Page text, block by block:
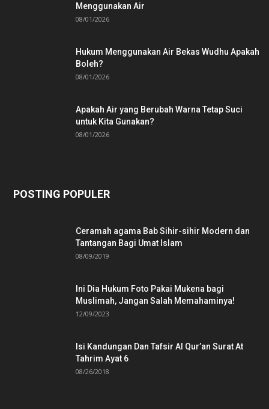
Menggunakan Air
08/01/2026
Hukum Menggunakan Air Bekas Wudhu Apakah
Boleh?
08/01/2026
Apakah Air yang Berubah Warna Tetap Suci
untuk Kita Gunakan?
08/01/2026
POSTING POPULER
Ceramah agama Bab Sihir-sihir Modern dan
Tantangan Bagi Umat Islam
08/09/2019
Ini Dia Hukum Foto Pakai Mukena bagi
Muslimah, Jangan Salah Memahaminya!
12/09/2023
Isi Kandungan Dan Tafsir Al Qur’an Surat At
Tahrim Ayat 6
08/26/2018